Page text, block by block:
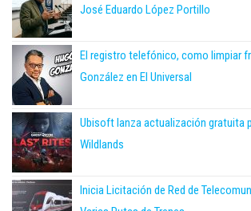
José Eduardo López Portillo
El registro telefónico, como limpiar
González en El Universal
Ubisoft lanza actualización gratuita
Wildlands
Inicia Licitación de Red de